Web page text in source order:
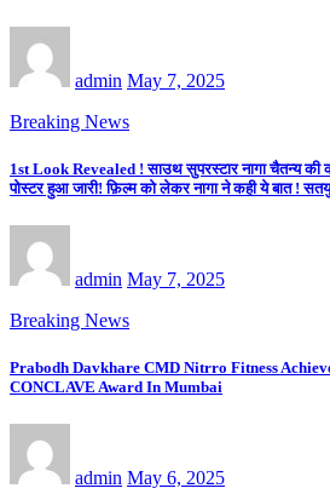
admin May 7, 2025
Breaking News
1st Look Revealed ! साउथ सुपरस्टार नागा चैतन्य की
पोस्टर हुआ जारी! फ़िल्म को लेकर नागा ने कही ये बात !
admin May 7, 2025
Breaking News
Prabodh Davkhare CMD Nitrro Fitness
CONCLAVE Award In Mumbai
admin May 6, 2025